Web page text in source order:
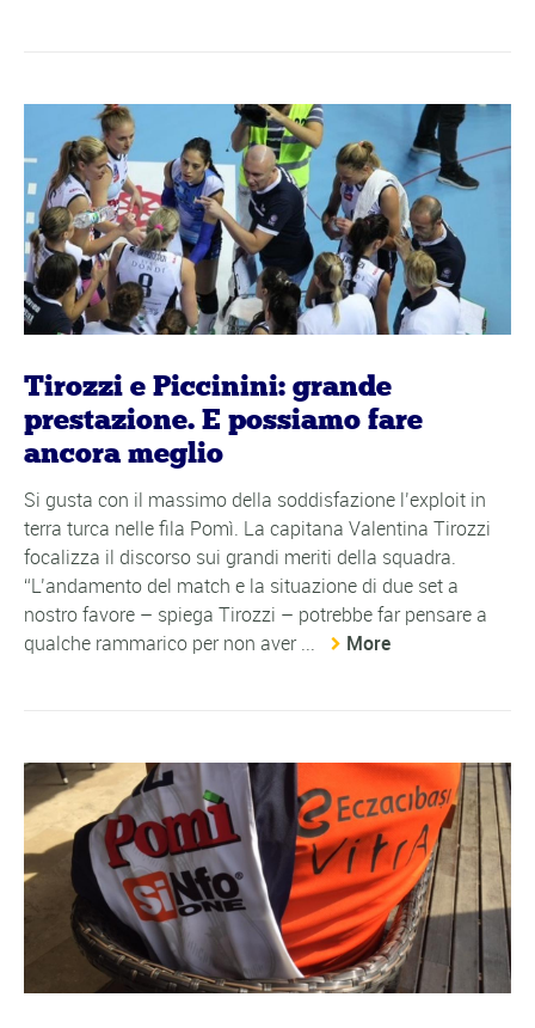
Tirozzi e Piccinini: grande
prestazione. E possiamo fare
ancora meglio
Si gusta con il massimo della soddisfazione l’exploit in
terra turca nelle fila Pomì. La capitana Valentina Tirozzi
focalizza il discorso sui grandi meriti della squadra.
“L’andamento del match e la situazione di due set a
nostro favore – spiega Tirozzi – potrebbe far pensare a
qualche rammarico per non aver ...
More